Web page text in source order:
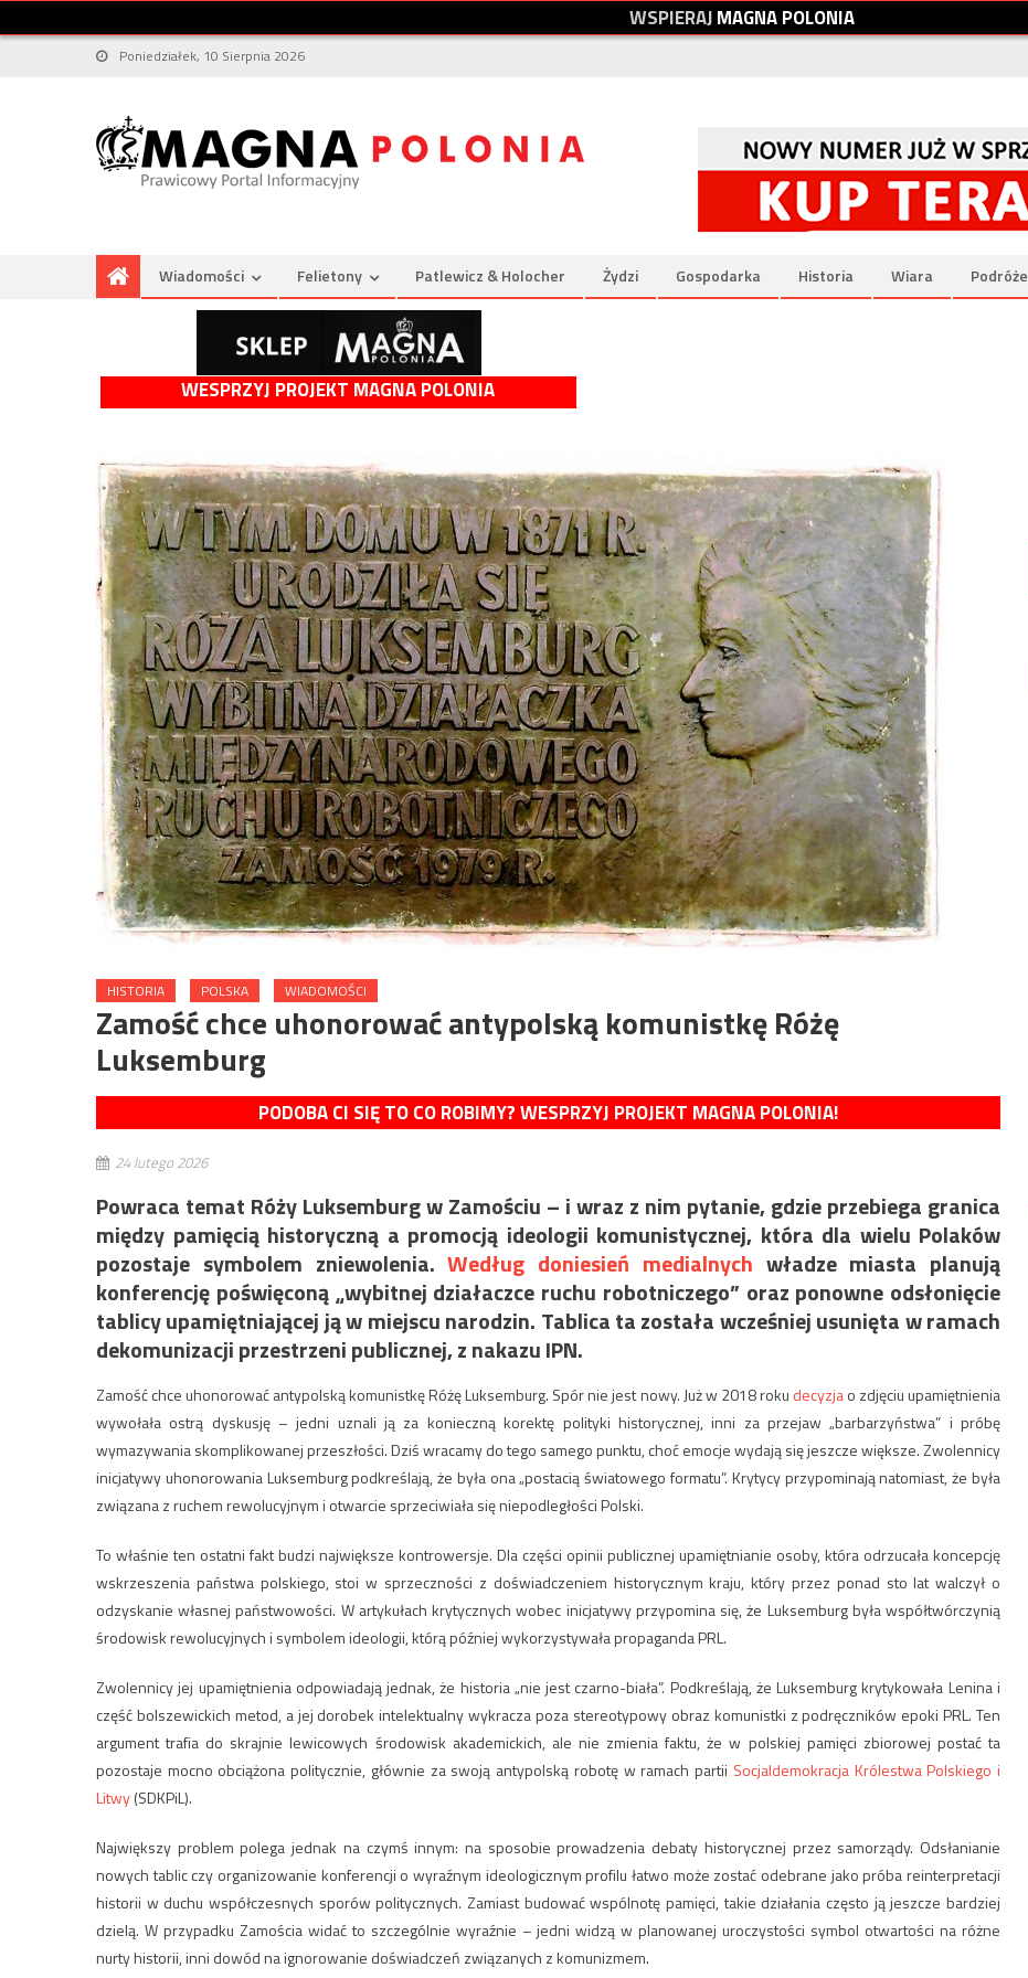
WSPIERAJMAGNAPOLONIA
Poniedziałek, 10 Sierpnia 2026
Wiadomości Felietony Patlewicz & Holocher Żydzi Gospodarka Historia Wiara Podróże
WESPRZYJ PROJEKT MAGNA POLONIA
HISTORIA POLSKA WIADOMOŚCI
Zamość chce uhonorować antypolską komunistkę Różę
Luksemburg
PODOBA CI SIĘ TO CO ROBIMY? WESPRZYJ PROJEKT MAGNA POLONIA!
24 lutego 2026
Powraca temat Róży Luksemburg w Zamościu – i wraz z nim pytanie, gdzie przebiega granica
między pamięcią historyczną a promocją ideologii komunistycznej, która dla wielu Polaków
pozostaje symbolem zniewolenia.Według doniesień medialnych władze miasta planują
konferencję poświęconą „wybitnej działaczce ruchu robotniczego” oraz ponowne odsłonięcie
tablicy upamiętniającej ją w miejscu narodzin. Tablica ta została wcześniej usunięta w ramach
dekomunizacji przestrzeni publicznej, z nakazu IPN.
Zamość chce uhonorować antypolską komunistkę Różę Luksemburg. Spór nie jest nowy. Już w 2018 roku decyzjao zdjęciu upamiętnienia
wywołała ostrą dyskusję – jedni uznali ją za konieczną korektę polityki historycznej, inni za przejaw „barbarzyństwa” i próbę
wymazywania skomplikowanej przeszłości. Dziś wracamy do tego samego punktu, choć emocje wydają się jeszcze większe. Zwolennicy
inicjatywy uhonorowania Luksemburg podkreślają, że była ona „postacią światowego formatu”. Krytycy przypominają natomiast, że była
związana z ruchem rewolucyjnym i otwarcie sprzeciwiała się niepodległości Polski.
To właśnie ten ostatni fakt budzi największe kontrowersje. Dla części opinii publicznej upamiętnianie osoby, która odrzucała koncepcję
wskrzeszenia państwa polskiego, stoi w sprzeczności z doświadczeniem historycznym kraju, który przez ponad sto lat walczył o
odzyskanie własnej państwowości. W artykułach krytycznych wobec inicjatywy przypomina się, że Luksemburg była współtwórczynią
środowisk rewolucyjnych i symbolem ideologii, którą później wykorzystywała propaganda PRL.
Zwolennicy jej upamiętnienia odpowiadają jednak, że historia „nie jest czarno-biała”. Podkreślają, że Luksemburg krytykowała Lenina i
część bolszewickich metod, a jej dorobek intelektualny wykracza poza stereotypowy obraz komunistki z podręczników epoki PRL. Ten
argument trafia do skrajnie lewicowych środowisk akademickich, ale nie zmienia faktu, że w polskiej pamięci zbiorowej postać ta
pozostaje mocno obciążona politycznie, głównie za swoją antypolską robotę w ramach partii Socjaldemokracja Królestwa Polskiego i
Litwy(SDKPiL).
Największy problem polega jednak na czymś innym: na sposobie prowadzenia debaty historycznej przez samorządy. Odsłanianie
nowych tablic czy organizowanie konferencji o wyraźnym ideologicznym profilu łatwo może zostać odebrane jako próba reinterpretacji
historii w duchu współczesnych sporów politycznych. Zamiast budować wspólnotę pamięci, takie działania często ją jeszcze bardziej
dzielą. W przypadku Zamościa widać to szczególnie wyraźnie – jedni widzą w planowanej uroczystości symbol otwartości na różne
nurty historii, inni dowód na ignorowanie doświadczeń związanych z komunizmem.